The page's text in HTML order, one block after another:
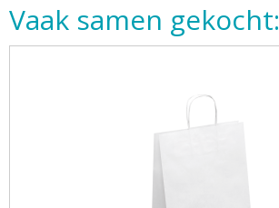
Vaak samen gekocht: